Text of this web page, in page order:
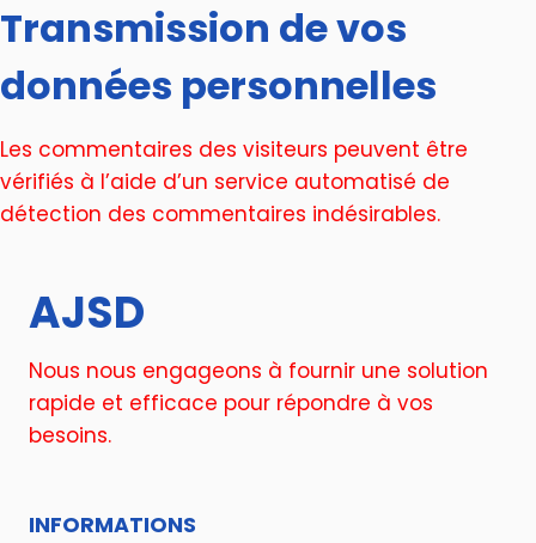
Transmission de vos
données personnelles
Les commentaires des visiteurs peuvent être
vérifiés à l’aide d’un service automatisé de
détection des commentaires indésirables.
AJSD
Nous nous engageons à fournir une solution
rapide et efficace pour répondre à vos
besoins.
INFORMATIONS